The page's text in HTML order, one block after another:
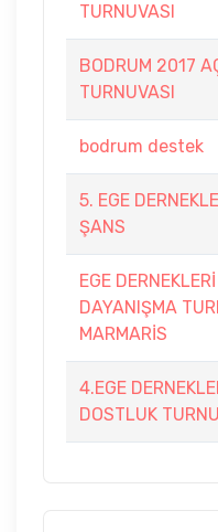
TURNUVASI
BODRUM 2017
TURNUVASI
bodrum destek
5. EGE
ŞANS
EGE
DAYANIŞMA
MARMARİS
4.EGE
DOSTLUK